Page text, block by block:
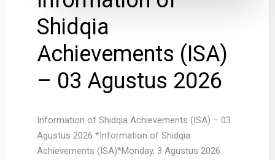
Shidqia
Achievements (ISA)
– 03 Agustus 2026
Information of Shidqia Achievements (ISA) – 03
Agustus 2026 *Information of Shidqia
Achievements (ISA)*Monday, 3 Agustus 2026